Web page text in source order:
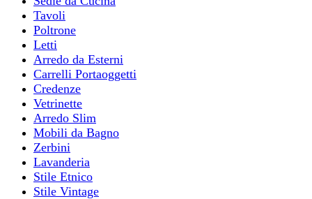
Tavoli
Poltrone
Letti
Arredo da Esterni
Carrelli Portaoggetti
Credenze
Vetrinette
Arredo Slim
Mobili da Bagno
Zerbini
Lavanderia
Stile Etnico
Stile Vintage